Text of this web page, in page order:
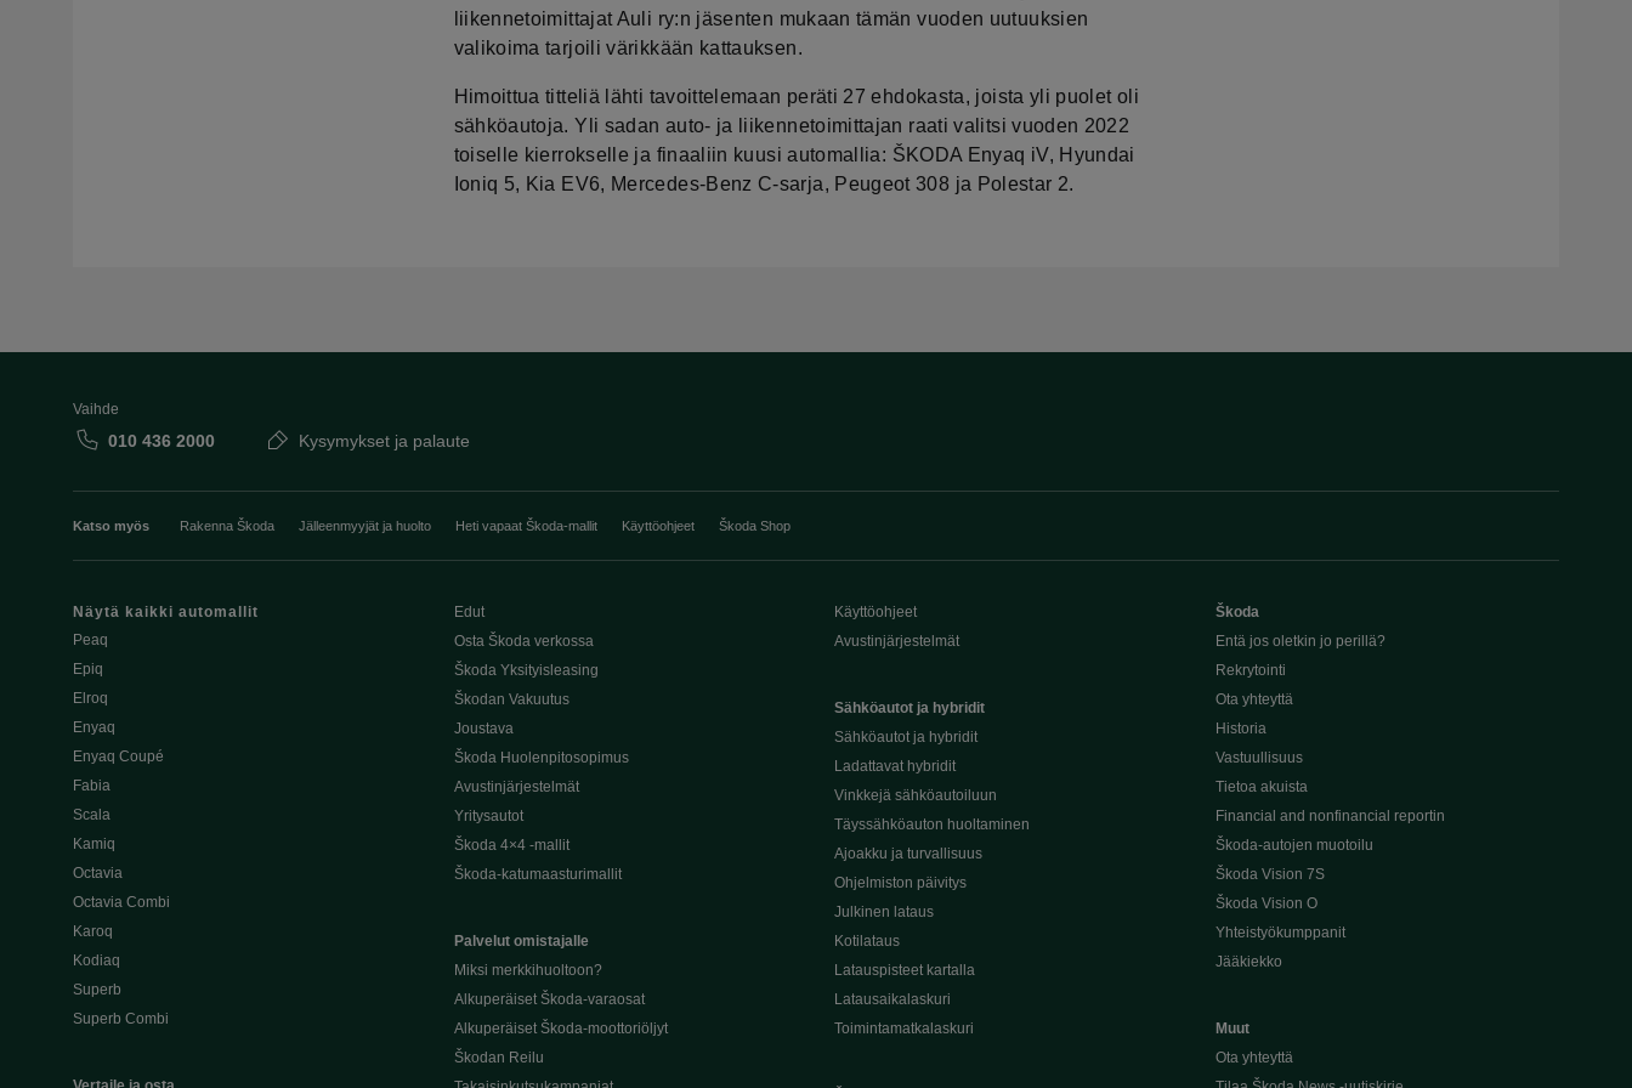
liikennetoimittajat Auli ry:n jäsenten mukaan tämän vuoden uutuuksien
valikoima tarjoili värikkään kattauksen.
Himoittua titteliä lähti tavoittelemaan peräti 27 ehdokasta, joista yli puolet oli
sähköautoja. Yli sadan auto- ja liikennetoimittajan raati valitsi vuoden 2022
toiselle kierrokselle ja finaaliin kuusi automallia: ŠKODA Enyaq iV, Hyundai
Ioniq 5, Kia EV6, Mercedes-Benz C-sarja, Peugeot 308 ja Polestar 2.
Vaihde
010 436 2000 Kysymykset ja palaute
Katso myös Rakenna Škoda Jälleenmyyjät ja huolto Heti vapaat Škoda-mallit Käyttöohjeet Škoda Shop
Näytä kaikki automallit
Peaq
Epiq
Elroq
Enyaq
Enyaq Coupé
Fabia
Scala
Kamiq
Octavia
Octavia Combi
Karoq
Kodiaq
Superb
Superb Combi
Edut
Osta Škoda verkossa
Škoda Yksityisleasing
Škodan Vakuutus
Joustava
Škoda Huolenpitosopimus
Avustinjärjestelmät
Yritysautot
Škoda 4×4 -mallit
Škoda-katumaasturimallit
Palvelut omistajalle
Miksi merkkihuoltoon?
Alkuperäiset Škoda-varaosat
Alkuperäiset Škoda-moottoriöljyt
Škodan Reilu
Käyttöohjeet
Avustinjärjestelmät
Sähköautot ja hybridit
Sähköautot ja hybridit
Ladattavat hybridit
Vinkkejä sähköautoiluun
Täyssähköauton huoltaminen
Ajoakku ja turvallisuus
Ohjelmiston päivitys
Julkinen lataus
Kotilataus
Latauspisteet kartalla
Latausaikalaskuri
Toimintamatkalaskuri
Škoda
Entä jos oletkin jo perillä?
Rekrytointi
Ota yhteyttä
Historia
Vastuullisuus
Tietoa akuista
Financial and nonfinancial reportin
Škoda-autojen muotoilu
Škoda Vision 7S
Škoda Vision O
Yhteistyökumppanit
Jääkiekko
Muut
Ota yhteyttä